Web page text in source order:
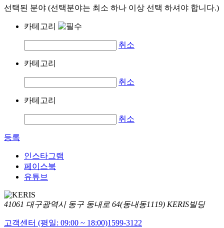
선택된 분야 (선택분야는 최소 하나 이상 선택 하셔야 합니다.)
카테고리
취소
카테고리
취소
카테고리
취소
등록
인스타그램
페이스북
유튜브
41061 대구광역시 동구 동내로 64(동내동1119) KERIS빌딩
고객센터 (평일: 09:00 ~ 18:00)1599-3122